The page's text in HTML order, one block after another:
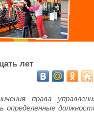
лет
права
определенные